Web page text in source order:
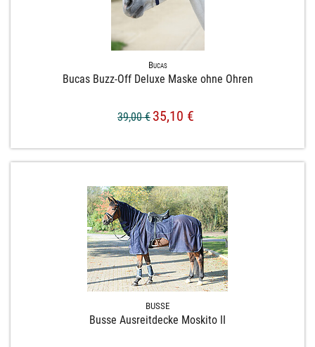
Bucas
Bucas Buzz-​Off Deluxe Maske ohne Ohren
39,00 € 35,10 €
BUSSE
Busse Ausreitdecke Moskito II